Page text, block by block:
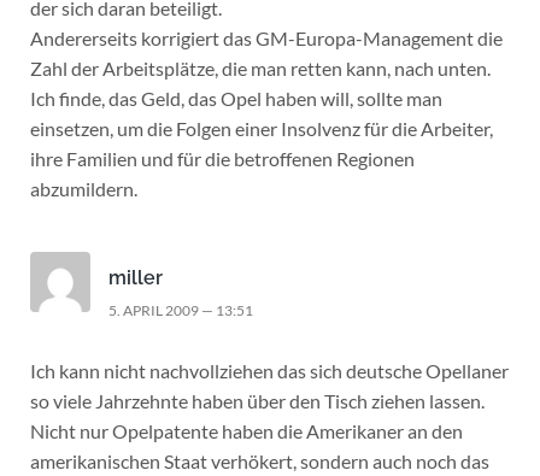
der sich daran beteiligt.
Andererseits korrigiert das GM-Europa-Management die
Zahl der Arbeitsplätze, die man retten kann, nach unten.
Ich finde, das Geld, das Opel haben will, sollte man
einsetzen, um die Folgen einer Insolvenz für die Arbeiter,
ihre Familien und für die betroffenen Regionen
abzumildern.
miller
5. APRIL 2009 — 13:51
Ich kann nicht nachvollziehen das sich deutsche Opellaner
so viele Jahrzehnte haben über den Tisch ziehen lassen.
Nicht nur Opelpatente haben die Amerikaner an den
amerikanischen Staat verhökert, sondern auch noch das